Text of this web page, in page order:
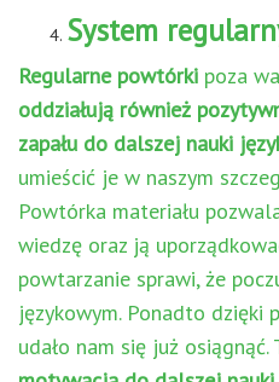
System
Regularne powtórki poza
oddziałują również
zapału do dalszej nauki
umieścić je w naszym
Powtórka materiału
wiedzę oraz ją
powtarzanie sprawi, że
językowym. Ponadto dzięki
udało nam się już osiągnąć.